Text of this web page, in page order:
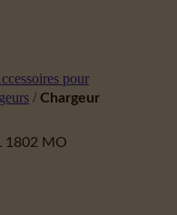
pour
/ Chargeur